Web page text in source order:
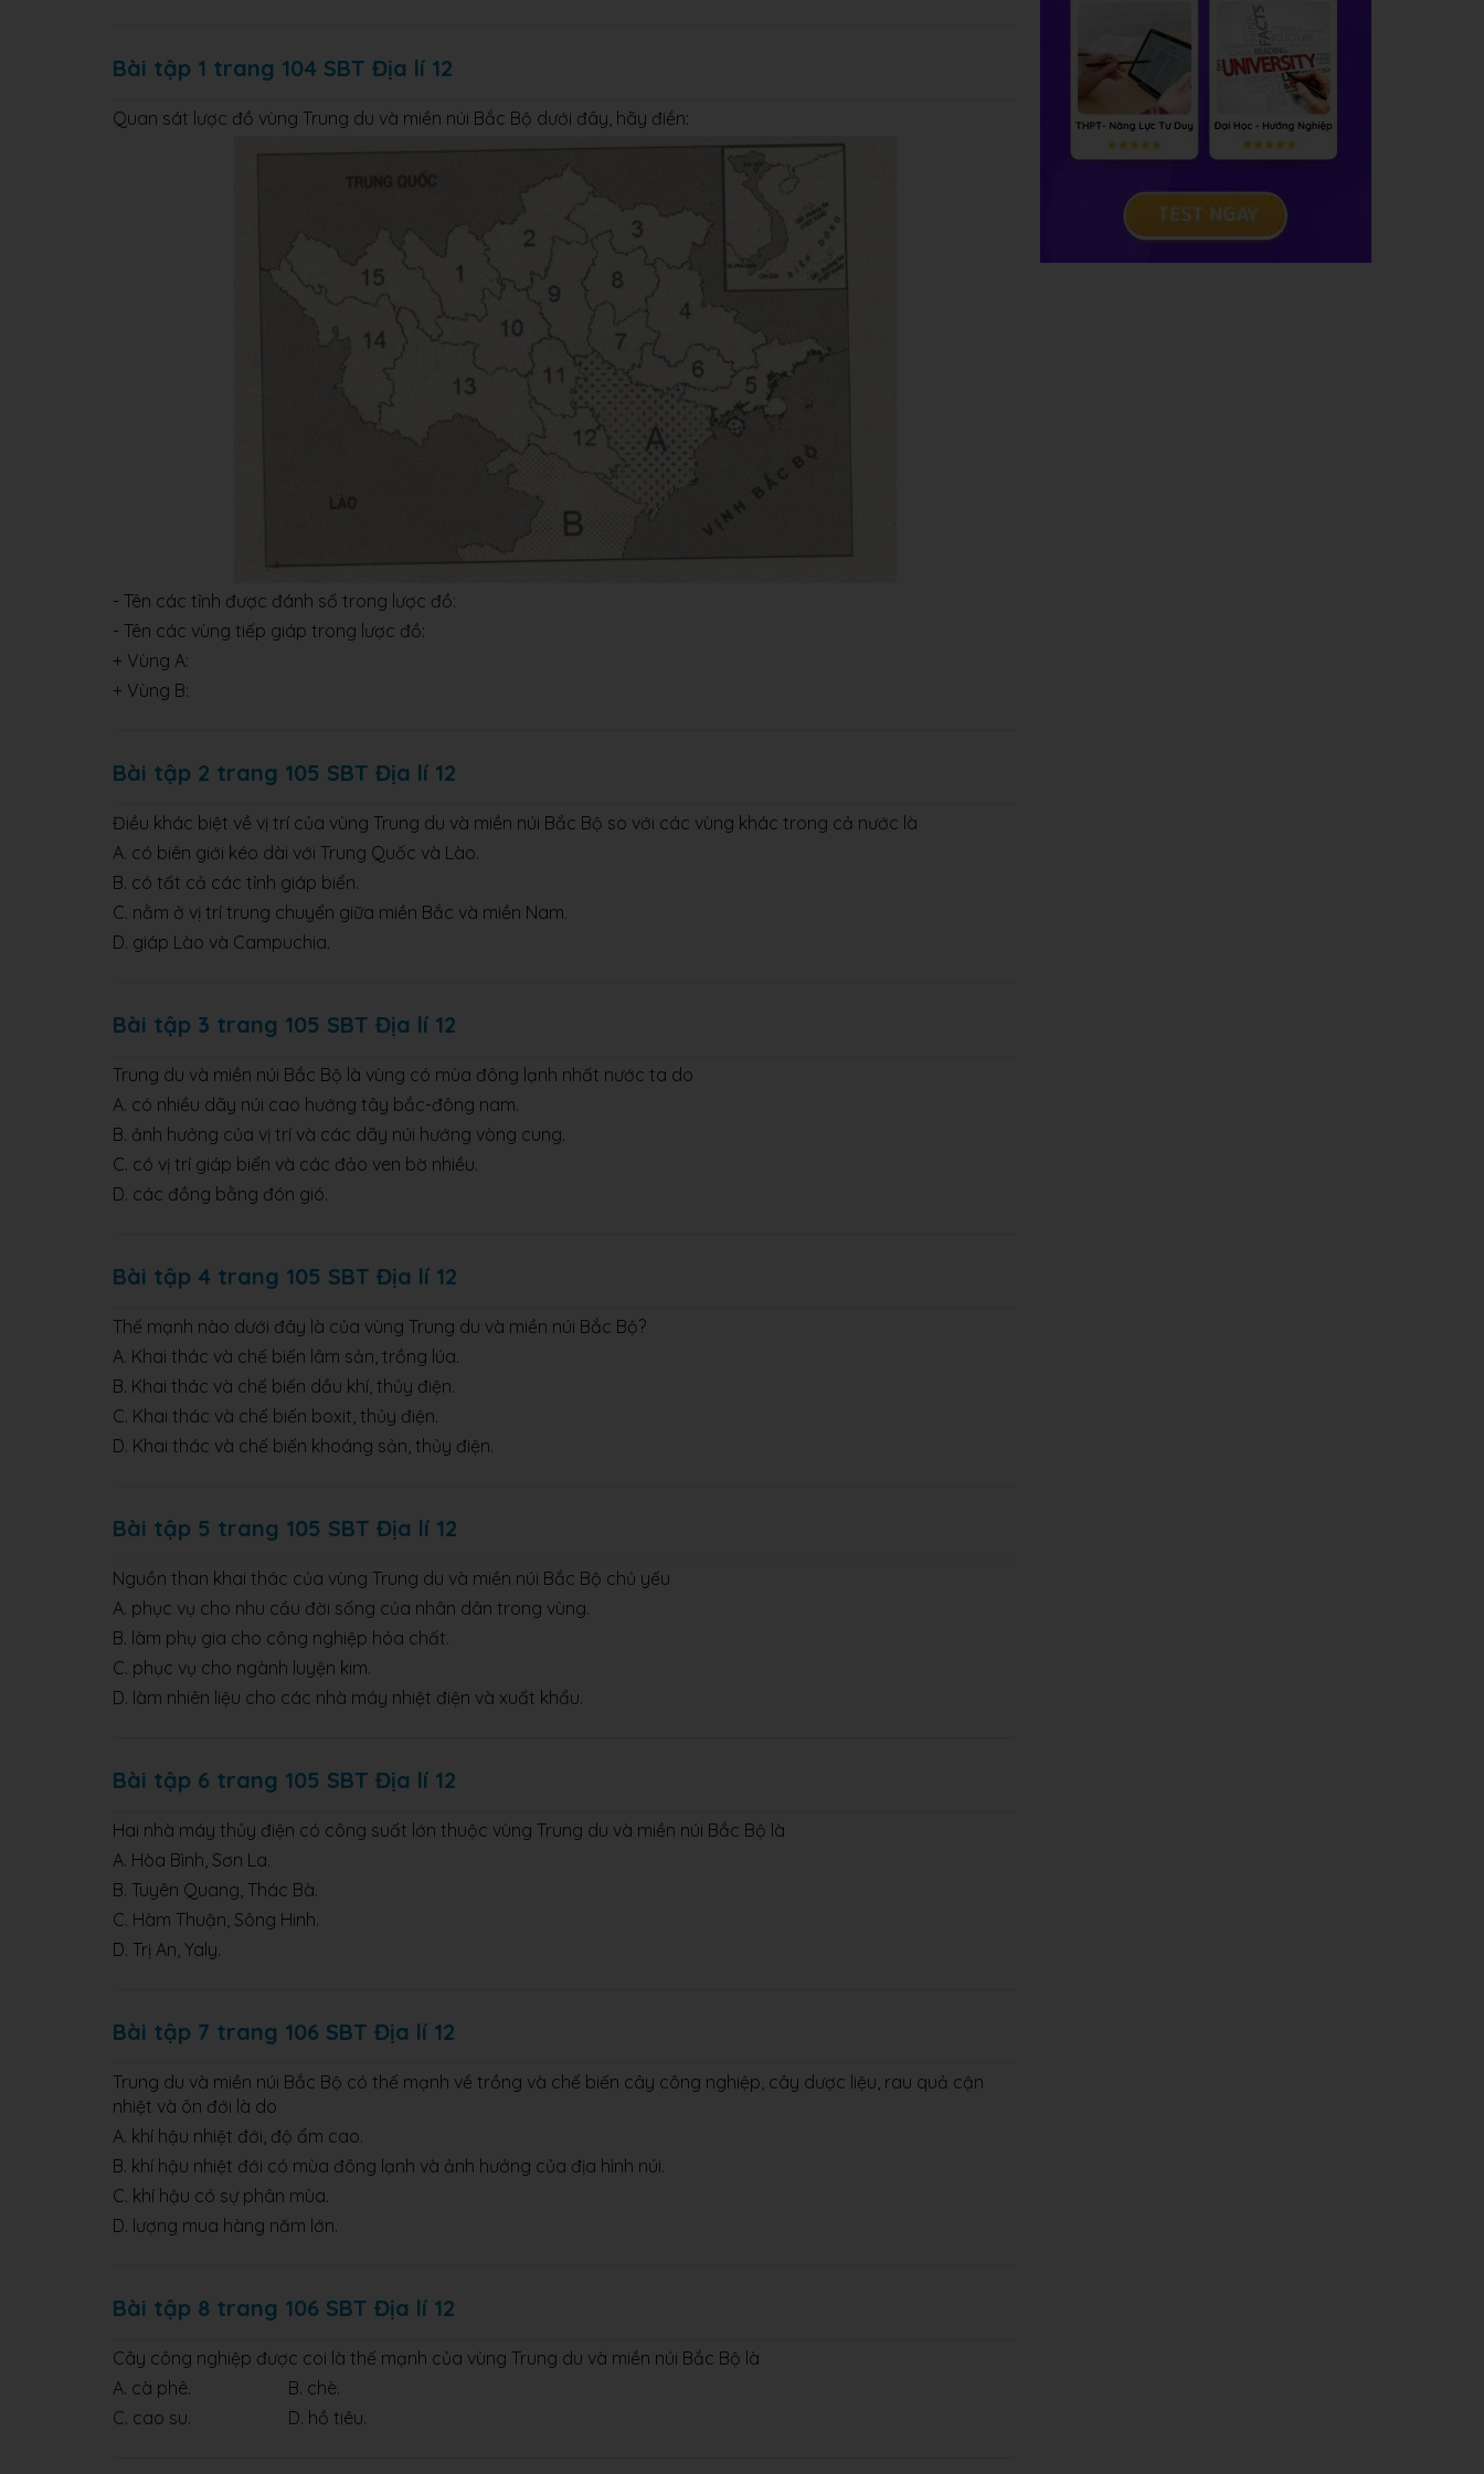
Bài tập 1 trang 104 SBT Địa lí 12
Quan sát lược đồ vùng Trung du và miền núi Bắc Bộ dưới đây, hãy điền:
- Tên các tỉnh được đánh số trong lược đồ:
- Tên các vùng tiếp giáp trong lược đồ:
+ Vùng A:
+ Vùng B:
Bài tập 2 trang 105 SBT Địa lí 12
Điều khác biệt về vị trí của vùng Trung du và miền núi Bắc Bộ so với các vùng khác trong cả nước là
A. có biên giới kéo dài với Trung Quốc và Lào.
B. có tất cả các tỉnh giáp biển.
C. nằm ở vị trí trung chuyển giữa miền Bắc và miền Nam.
D. giáp Lào và Campuchia.
Bài tập 3 trang 105 SBT Địa lí 12
Trung du và miền núi Bắc Bộ là vùng có mùa đông lạnh nhất nước ta do
A. có nhiều dãy núi cao hướng tây bắc-đông nam.
B. ảnh hưởng của vị trí và các dãy núi hướng vòng cung.
C. có vị trí giáp biển và các đảo ven bờ nhiều.
D. các đồng bằng đón gió.
Bài tập 4 trang 105 SBT Địa lí 12
Thế mạnh nào dưới đây là của vùng Trung du và miền núi Bắc Bộ?
A. Khai thác và chế biến lâm sản, trồng lúa.
B. Khai thác và chế biến dầu khí, thủy điện.
C. Khai thác và chế biến boxit, thủy điện.
D. Khai thác và chế biến khoáng sản, thủy điện.
Bài tập 5 trang 105 SBT Địa lí 12
Nguồn than khai thác của vùng Trung du và miền núi Bắc Bộ chủ yếu
A. phục vụ cho nhu cầu đời sống của nhân dân trong vùng.
B. làm phụ gia cho công nghiệp hóa chất.
C. phục vụ cho ngành luyện kim.
D. làm nhiên liệu cho các nhà máy nhiệt điện và xuất khẩu.
Bài tập 6 trang 105 SBT Địa lí 12
Hai nhà máy thủy điện có công suất lớn thuộc vùng Trung du và miền núi Bắc Bộ là
A. Hòa Bình, Sơn La.
B. Tuyên Quang, Thác Bà.
C. Hàm Thuận, Sông Hinh.
D. Trị An, Yaly.
Bài tập 7 trang 106 SBT Địa lí 12
Trung du và miền núi Bắc Bộ có thế mạnh về trồng và chế biến cây công nghiệp, cây dược liệu, rau quả cận
nhiệt và ôn đới là do
A. khí hậu nhiệt đới, độ ẩm cao.
B. khí hậu nhiệt đới có mùa đông lạnh và ảnh hưởng của địa hình núi.
C. khí hậu có sự phân mùa.
D. lượng mua hàng năm lớn.
Bài tập 8 trang 106 SBT Địa lí 12
Cây công nghiệp được coi là thế mạnh của vùng Trung du và miền núi Bắc Bộ là
A. cà phê. B. chè.
C. cao su. D. hồ tiêu.